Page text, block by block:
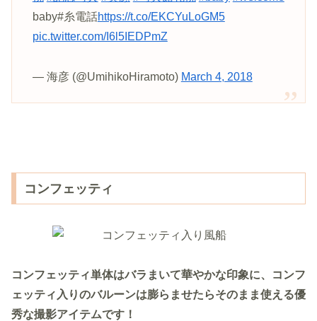
baby#糸電話https://t.co/EKCYuLoGM5
pic.twitter.com/I6l5IEDPmZ
— 海彦 (@UmihikoHiramoto) March 4, 2018
コンフェッティ
コンフェッティ単体はバラまいて華やかな印象に、コンフ
ェッティ入りのバルーンは膨らませたらそのまま使える優
秀な撮影アイテムです！